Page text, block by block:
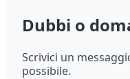
Dubbi o
Scrivici un
possibile.